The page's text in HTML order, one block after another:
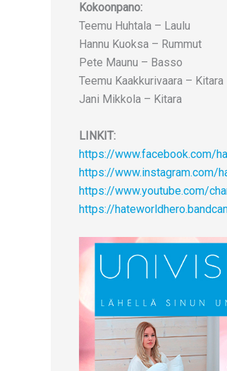
Kokoonpano:
Teemu Huhtala – Laulu
Hannu Kuoksa – Rummut
Pete Maunu – Basso
Teemu Kaakkurivaara – Kitara
Jani Mikkola – Kitara
LINKIT:
https://www.facebook.com/
https://www.instagram.com/
https://www.youtube.com/
https://